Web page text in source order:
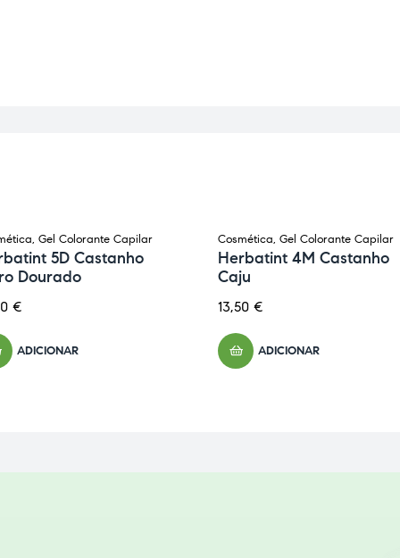
, Gel Colorante Capilar
5D Castanho
Dourado
€
ADICIONAR
Cosmética, Gel Colorante Capilar
Herbatint 4M Castanho
Caju
13,50 €
ADICIONAR